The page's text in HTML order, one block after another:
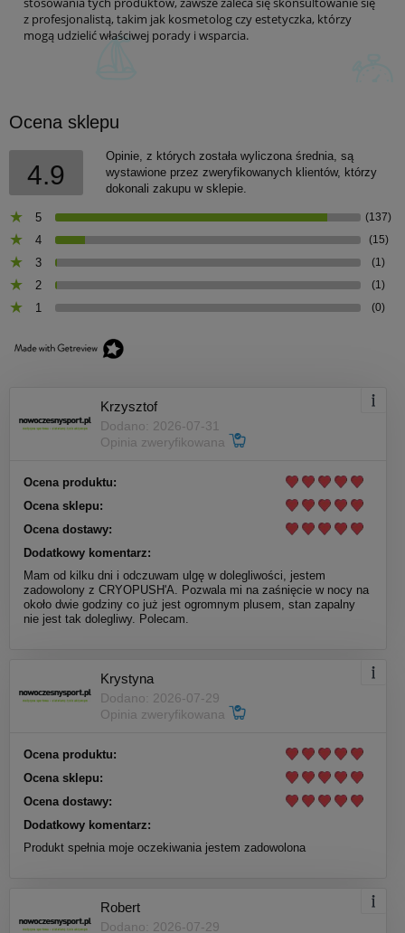
z profesjonalistą, takim jak kosmetolog czy estetyczka, którzy
mogą udzielić właściwej porady i wsparcia.
Ocena sklepu
4.9
Opinie, z których została wyliczona średnia, są
wystawione przez zweryfikowanych klientów, którzy
dokonali zakupu w sklepie.
5 (137)
4 (15)
3 (1)
2 (1)
1 (0)
Krzysztof
Dodano: 2026-07-31
Opinia zweryfikowana
Ocena produktu:
Ocena sklepu:
Ocena dostawy:
Dodatkowy komentarz:
Mam od kilku dni i odczuwam ulgę w dolegliwości, jestem
zadowolony z CRYOPUSH'A. Pozwala mi na zaśnięcie w nocy na
około dwie godziny co już jest ogromnym plusem, stan zapalny
nie jest tak dolegliwy. Polecam.
Krystyna
Dodano: 2026-07-29
Opinia zweryfikowana
Ocena produktu:
Ocena sklepu:
Ocena dostawy:
Dodatkowy komentarz:
Produkt spełnia moje oczekiwania jestem zadowolona
Robert
Dodano: 2026-07-29